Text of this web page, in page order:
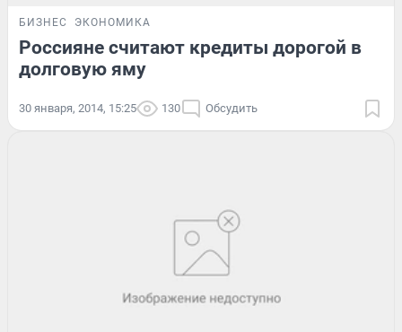
БИЗНЕС ЭКОНОМИКА
Россияне считают кредиты дорогой в
долговую яму
30 января, 2014, 15:25 130 Обсудить